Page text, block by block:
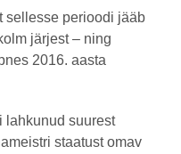
sellesse perioodi jääb
järjest – ning
2016. aasta
lahkunud suurest
staatust omav